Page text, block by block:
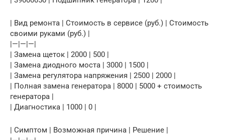
| Вид ремонта | Стоимость в сервисе (руб.) | Стоимость
своими руками (руб.) |
|—|—|—|
| Замена щеток | 2000 | 500 |
| Замена диодного моста | 3000 | 1500 |
| Замена регулятора напряжения | 2500 | 2000 |
| Полная замена генератора | 8000 | 5000 + стоимость
генератора |
| Диагностика | 1000 | 0 |
| Симптом | Возможная причина | Решение |